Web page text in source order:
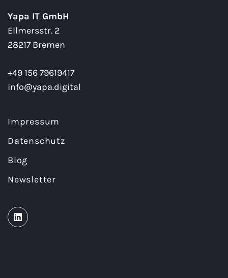
Yapa IT GmbH
Ellmersstr. 2
28217 Bremen
+49 156 79619417
info@yapa.digital
Impressum
Datenschutz
Blog
Newsletter